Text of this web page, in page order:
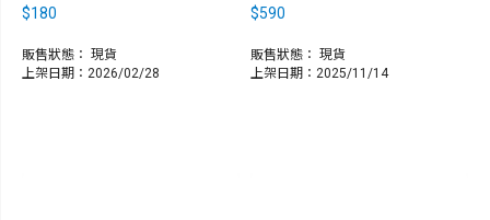
$180
販售狀態： 現貨
上架日期：2026/02/28
$590
販售狀態： 現貨
上架日期：2025/11/14